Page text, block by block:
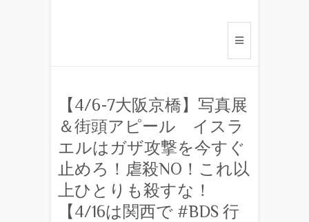
【4/6-7大阪京橋】写真展
＆街頭アピール イスラ
エルはガザ攻撃を今すぐ
止めろ！虐殺NO！これ以
上ひとりも殺すな！
【4/16は関西で #BDS 行